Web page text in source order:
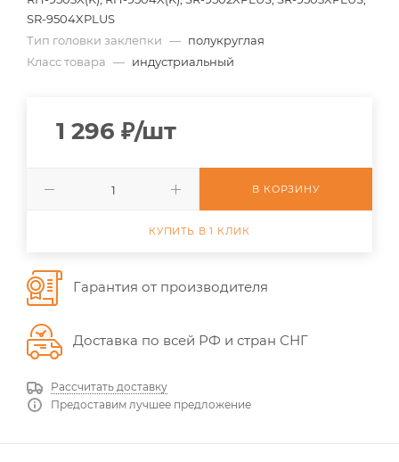
SR-9504XPLUS
Тип головки заклепки — полукруглая
Класс товара — индустриальный
1 296 ₽/шт
В КОРЗИНУ
КУПИТЬ В 1 КЛИК
Гарантия от производителя
Доставка по всей РФ и стран СНГ
Рассчитать доставку
Предоставим лучшее предложение